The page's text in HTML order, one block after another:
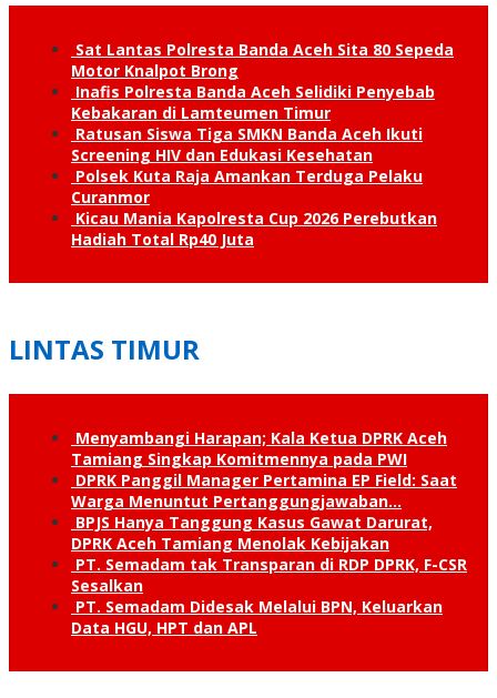
Sat Lantas Polresta Banda Aceh Sita 80 Sepeda
Motor Knalpot Brong
Inafis Polresta Banda Aceh Selidiki Penyebab
Kebakaran di Lamteumen Timur
Ratusan Siswa Tiga SMKN Banda Aceh Ikuti
Screening HIV dan Edukasi Kesehatan
Polsek Kuta Raja Amankan Terduga Pelaku
Curanmor
Kicau Mania Kapolresta Cup 2026 Perebutkan
Hadiah Total Rp40 Juta
LINTAS TIMUR
Menyambangi Harapan; Kala Ketua DPRK Aceh
Tamiang Singkap Komitmennya pada PWI
DPRK Panggil Manager Pertamina EP Field: Saat
Warga Menuntut Pertanggung­jawaban…
BPJS Hanya Tanggung Kasus Gawat Darurat,
DPRK Aceh Tamiang Menolak Kebijakan
PT. Semadam tak Transparan di RDP DPRK, F-CSR
Sesalkan
PT. Semadam Didesak Melalui BPN, Keluarkan
Data HGU, HPT dan APL